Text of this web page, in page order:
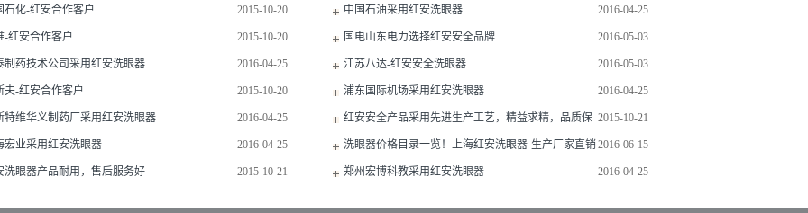
安洗眼器价格一览表：
2015-10-20
石化-红安合作客户 2016-04-25
中国石油采用红安洗眼器
2015-10-20
-红安合作客户 2016-05-03
国电山东电力选择红安安全品牌
2016-04-25
制药技术公司采用红安洗眼器 2016-05-03
江苏八达-红安安全洗眼器
2015-10-20
夫-红安合作客户 2016-04-25
浦东国际机场采用红安洗眼器
2016-04-25
特维华义制药厂采用红安洗眼器 2015-10-21
红安安全产品采用先进生产工艺，精益求精，品质保
障，规格齐全
2016-04-25
宏业采用红安洗眼器 2016-06-15
洗眼器价格目录一览！上海红安洗眼器-生产厂家直销
价格
2015-10-21
洗眼器产品耐用，售后服务好 2016-04-25
郑州宏博科教采用红安洗眼器